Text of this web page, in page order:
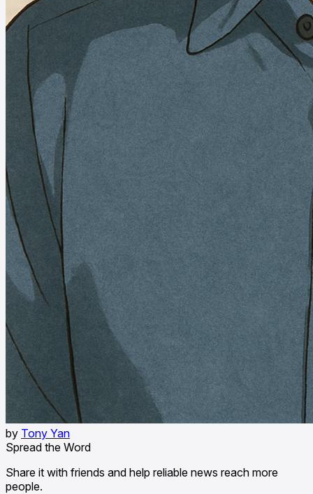
by Tony Yan
Spread the Word
Share it with friends and help reliable news reach more
people.